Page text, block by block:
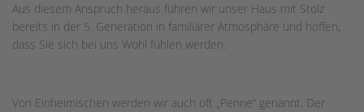
Aus diesem Anspruch heraus führen wir unser Haus mit Stolz
bereits in der 5. Generation in familiärer Atmosphäre und hoffen,
dass Sie sich bei uns Wohl fühlen werden.
Von Einheimischen werden wir auch oft „Penne“ genannt. Der